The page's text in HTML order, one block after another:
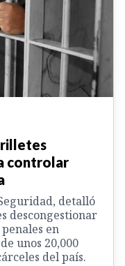
controlar
detalló
descongestionar
en
unos 20,000
del país.